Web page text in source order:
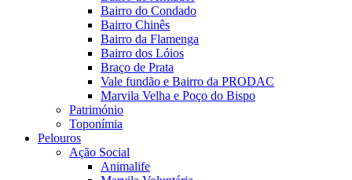
Bairro do Condado
Bairro Chinês
Bairro da Flamenga
Bairro dos Lóios
Braço de Prata
Vale fundão e Bairro da PRODAC
Marvila Velha e Poço do Bispo
Património
Toponímia
Pelouros
Ação Social
Animalife